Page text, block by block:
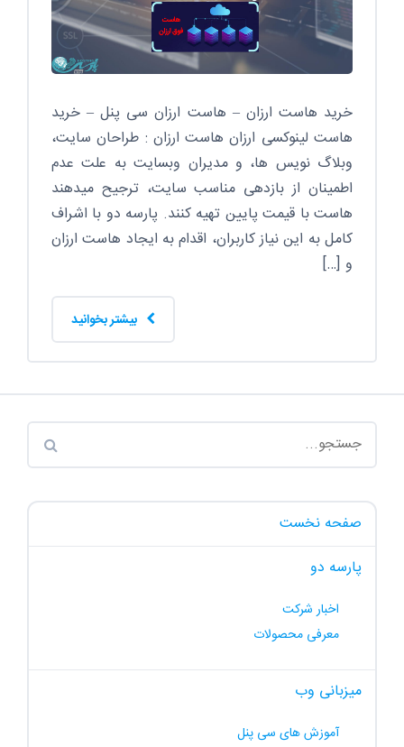
خرید هاست ارزان – هاست ارزان سی پنل – خرید
هاست لینوکسی ارزان هاست ارزان : طراحان سایت،
وبلاگ نویس ها، و مدیران وبسایت به علت عدم
اطمینان از بازدهی مناسب سایت، ترجیح میدهند
هاست با قیمت پایین تهیه کنند. پارسه دو با اشراف
کامل به این نیاز کاربران، اقدام به ایجاد هاست ارزان
و […]
صفحه نخست
پارسه دو
اخبار شرکت
معرفی محصولات
میزبانی وب
آموزش های سی پنل